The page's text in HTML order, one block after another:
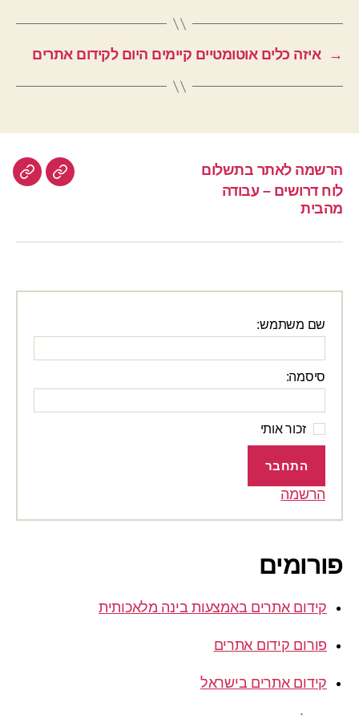
→ איזה כלים אוטומטיים קיימים היום לקידום אתרים
הרשמה לאתר בתשלום
לוח דרושים – עבודה
מהבית
הרשמה
לוח
שם משתמש:
סיסמה:
זכור אותי
התחבר
הרשמה
פורומים
קידום אתרים באמצעות בינה מלאכותית
פורום קידום אתרים
קידום אתרים בישראל